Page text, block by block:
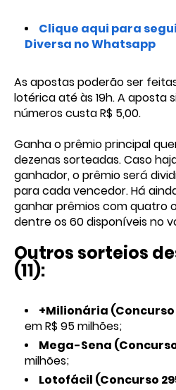
Clique aqui para
Diversa no Whatsapp
As apostas poderão ser
lotérica até às 19h. A aposta
números custa R$ 5,00.
Ganha o prêmio principal
dezenas sorteadas. Caso
ganhador, o prêmio será
para cada vencedor. Há
ganhar prêmios com quatro
dentre os 60 disponíveis no
Outros sorteios
(11):
+Milionária (Concurso
em R$ 95 milhões;
Mega-Sena
milhões;
Lotofácil (Concurso